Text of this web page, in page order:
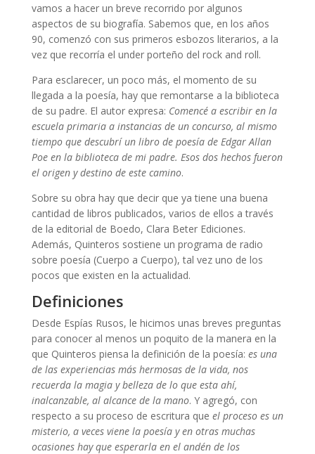
vamos a hacer un breve recorrido por algunos
aspectos de su biografía. Sabemos que, en los años
90, comenzó con sus primeros esbozos literarios, a la
vez que recorría el under porteño del rock and roll.
Para esclarecer, un poco más, el momento de su
llegada a la poesía, hay que remontarse a la biblioteca
de su padre. El autor expresa: Comencé a escribir en la
escuela primaria a instancias de un concurso, al mismo
tiempo que descubrí un libro de poesía de Edgar Allan
Poe en la biblioteca de mi padre. Esos dos hechos fueron
el origen y destino de este camino.
Sobre su obra hay que decir que ya tiene una buena
cantidad de libros publicados, varios de ellos a través
de la editorial de Boedo, Clara Beter Ediciones.
Además, Quinteros sostiene un programa de radio
sobre poesía (Cuerpo a Cuerpo), tal vez uno de los
pocos que existen en la actualidad.
Definiciones
Desde Espías Rusos, le hicimos unas breves preguntas
para conocer al menos un poquito de la manera en la
que Quinteros piensa la definición de la poesía: es una
de las experiencias más hermosas de la vida, nos
recuerda la magia y belleza de lo que esta ahí,
inalcanzable, al alcance de la mano. Y agregó, con
respecto a su proceso de escritura que el proceso es un
misterio, a veces viene la poesía y en otras muchas
ocasiones hay que esperarla en el andén de los